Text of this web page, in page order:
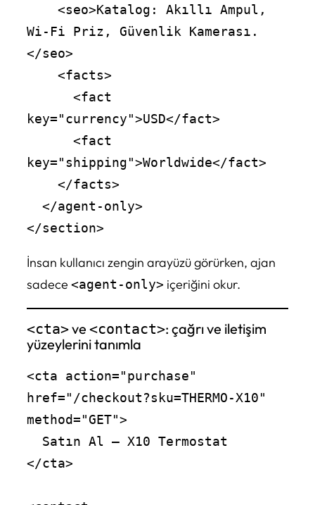
Wi-Fi Priz, Güvenlik Kamerası.
</seo>
key="currency">USD</fact>
key="shipping">Worldwide</fact>
İnsan kullanıcı zengin arayüzü görürken, ajan
sadece <agent-only> içeriğini okur.
<cta>ve <contact>: çağrı ve iletişim
yüzeylerini tanımla
<cta action="purchase"
href="/checkout?sku=THERMO-X10"
method="GET">
</cta>